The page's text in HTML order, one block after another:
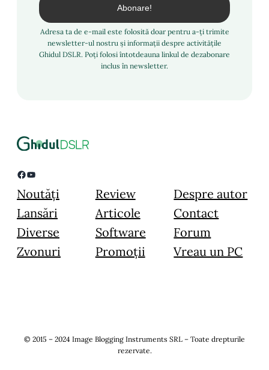
Adresa ta de e-mail este folosită doar pentru a-ți trimite
newsletter-ul nostru și informații despre activitățile
Ghidul DSLR. Poți folosi întotdeauna linkul de dezabonare
inclus în newsletter.
Facebook YouTube
Noutăți
Lansări
Diverse
Zvonuri
Review
Articole
Software
Promoții
Despre autor
Contact
Forum
Vreau un PC
© 2015 – 2024 Image Blogging Instruments SRL – Toate drepturile
rezervate.